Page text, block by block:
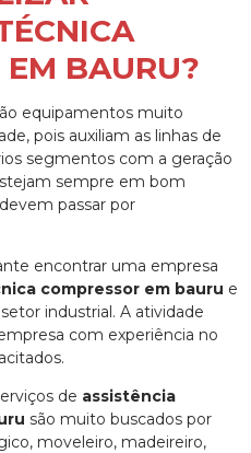
EM BAURU?
equipamentos muito
pois auxiliam as linhas de
segmentos com a geração
sempre em bom
passar por
encontrar uma empresa
compressor em bauru e
industrial. A atividade
com experiência no
de assistência
são muito buscados por
moveleiro, madeireiro,